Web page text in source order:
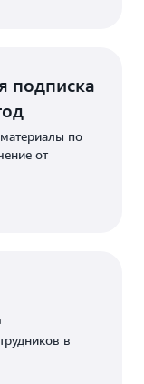
подписка
по
от
в